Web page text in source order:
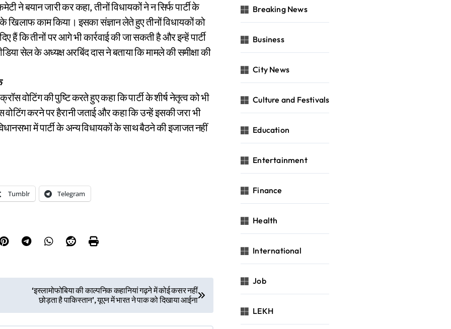
ने बयान जारी कर कहा, तीनों विधायकों ने न सिर्फ पार्टी के
के खिलाफ काम किया। इसका संज्ञान लेते हुए तीनों विधायकों को
हैं कि तीनों पर आगे भी कार्रवाई की जा सकती है और इन्हें पार्टी
सेल के अध्यक्ष अरबिंद दास ने बताया कि मामले की समीक्षा की
वोटिंग की पुष्टि करते हुए कहा कि पार्टी के शीर्ष नेतृत्व को भी
करने पर हैरानी जताई और कहा कि उन्हें इसकी जरा भी
में पार्टी के अन्य विधायकों के साथ बैठने की इजाजत नहीं
Tumblr Telegram
‘इस्लामोफोबिया की काल्पनिक कहानियां गढ़ने में कोई कसर नहीं
छोड़ता है पाकिस्तान’, यूएन में भारत ने पाक को दिखाया आईना
Breaking News
Business
City News
Culture and Festivals
Education
Entertainment
Finance
Health
International
Job
LEKH